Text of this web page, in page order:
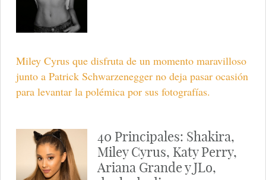
Miley Cyrus que disfruta de un momento maravilloso
junto a Patrick Schwarzenegger no deja pasar ocasión
para levantar la polémica por sus fotografías.
40 Principales: Shakira,
Miley Cyrus, Katy Perry,
Ariana Grande y JLo,